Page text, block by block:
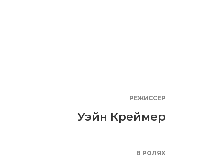
РЕЖИССЕР
Уэйн Креймер
В РОЛЯХ